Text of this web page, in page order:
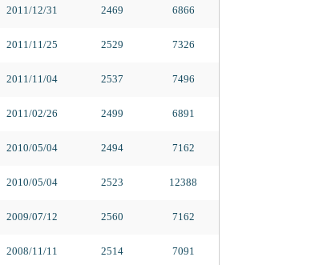
2011/12/31 2469 6866
2011/11/25 2529 7326
2011/11/04 2537 7496
2011/02/26 2499 6891
2010/05/04 2494 7162
2010/05/04 2523 12388
2009/07/12 2560 7162
2008/11/11 2514 7091